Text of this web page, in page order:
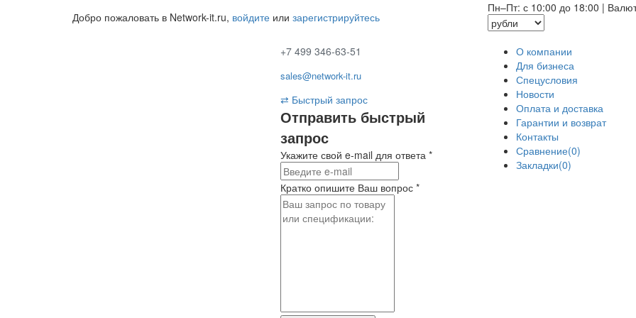
Добро пожаловать в Network-it.ru, войдите или зарегистрируйтесь
Пн–Пт: с 10:00 до 18:00 |
О компании
Для бизнеса
Спецусловия
Новости
Оплата и доставка
Гарантии и возврат
Контакты
Сравнение(0)
Закладки(0)
+7 499 346-63-51
sales@network-it.ru
⇄ Быстрый запрос
Отправить быстрый
запрос
Укажите свой e-mail для ответа *
Кратко опишите Ваш вопрос *